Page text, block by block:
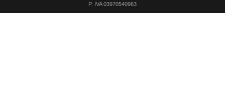
P. IVA 03970540963